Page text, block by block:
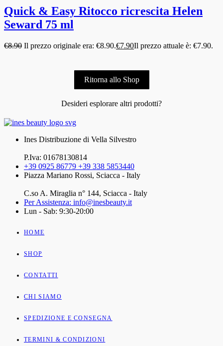
Quick & Easy Ritocco ricrescita Helen
Seward 75 ml
€8.90 Il prezzo originale era: €8.90.€7.90Il prezzo attuale è: €7.90.
Ritorna allo Shop
Desideri esplorare altri prodotti?
Ines Distribuzione di Vella Silvestro
P.Iva: 01678130814
+39 0925 86779 +39 338 5853440
Piazza Mariano Rossi, Sciacca - Italy
C.so A. Miraglia n° 144, Sciacca - Italy
Per Assistenza: info@inesbeauty.it
Lun - Sab: 9:30-20:00
HOME
SHOP
CONTATTI
CHI SIAMO
SPEDIZIONE E CONSEGNA
TERMINI & CONDIZIONI